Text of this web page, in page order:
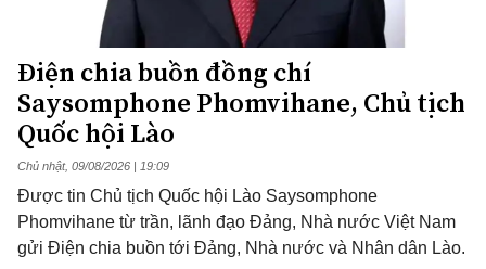
Điện chia buồn đồng chí
Saysomphone Phomvihane, Chủ tịch
Quốc hội Lào
Chủ nhật, 09/08/2026 | 19:09
Được tin Chủ tịch Quốc hội Lào Saysomphone
Phomvihane từ trần, lãnh đạo Đảng, Nhà nước Việt Nam
gửi Điện chia buồn tới Đảng, Nhà nước và Nhân dân Lào.